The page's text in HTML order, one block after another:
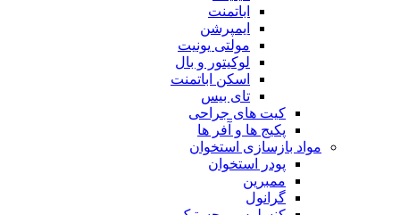
اباتمنت
ایمپرشن
مولتی یونیت
لوکیتور و بال
اسکن اباتمنت
تای بیس
کیت های جراحی
پکیج ها و آفر ها
مواد بازسازی استخوان
پودر استخوان
ممبرین
گرانول